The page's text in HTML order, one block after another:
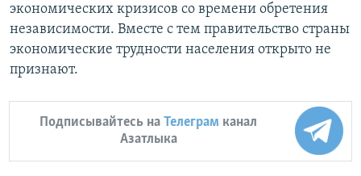
экономических кризисов со времени обретения
независимости. Вместе с тем правительство страны
экономические трудности населения открыто не
признают.
Подписывайтесь на Телеграм канал
Азатлыка